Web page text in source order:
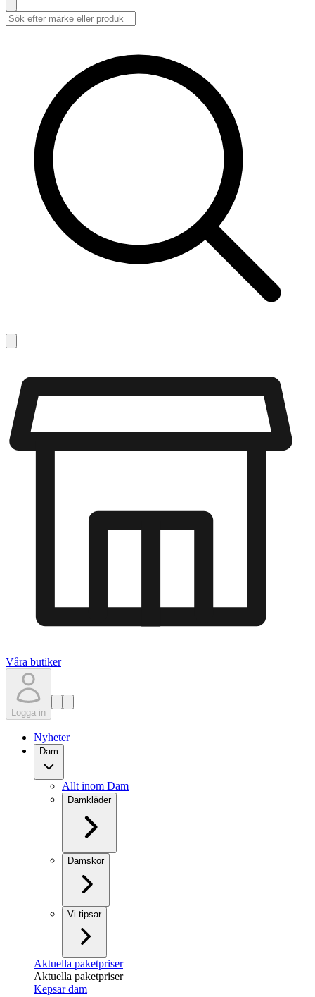
Våra butiker
Logga in
Nyheter
Dam
Allt inom Dam
Damkläder
Damskor
Vi tipsar
Aktuella paketpriser
Aktuella paketpriser
Kepsar dam